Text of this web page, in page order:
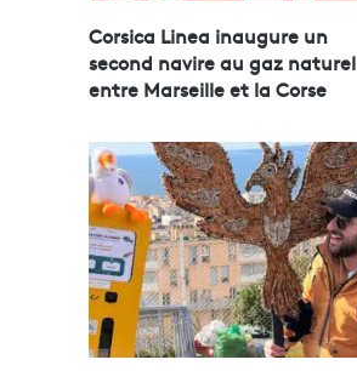
Corsica Linea inaugure un
second navire au gaz naturel
entre Marseille et la Corse